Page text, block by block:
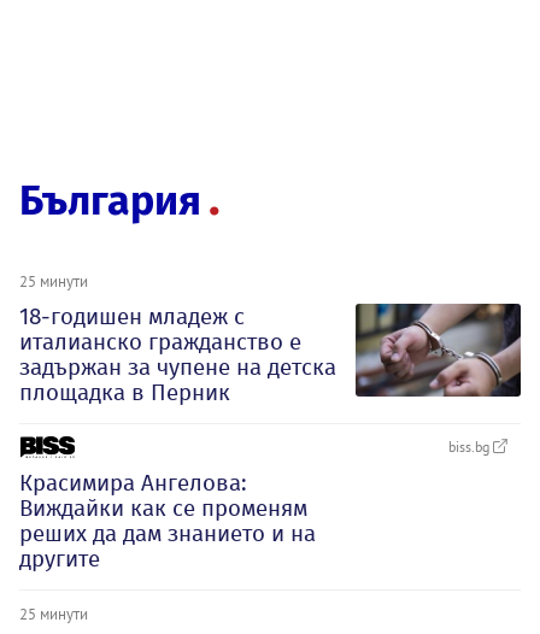
България
25 минути
18-годишен младеж с
италианско гражданство е
задържан за чупене на детска
площадка в Перник
biss.bg
Красимира Ангелова:
Виждайки как се променям
реших да дам знанието и на
другите
25 минути